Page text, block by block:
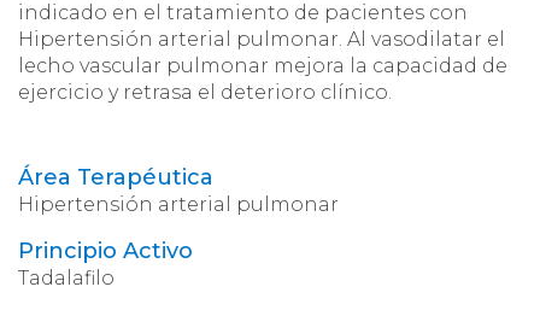
indicado en el tratamiento de pacientes con
Hipertensión arterial pulmonar. Al vasodilatar el
lecho vascular pulmonar mejora la capacidad de
ejercicio y retrasa el deterioro clínico.
Área Terapéutica
Hipertensión arterial pulmonar
Principio Activo
Tadalafilo